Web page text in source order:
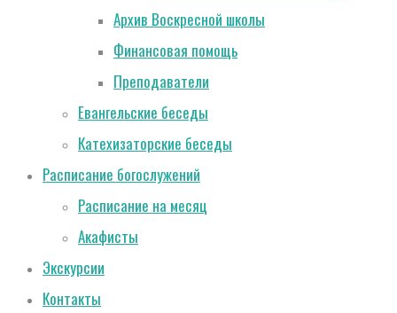
Архив Воскресной школы
Финансовая помощь
Преподаватели
Евангельские беседы
Катехизаторские беседы
Расписание богослужений
Расписание на месяц
Акафисты
Экскурсии
Контакты